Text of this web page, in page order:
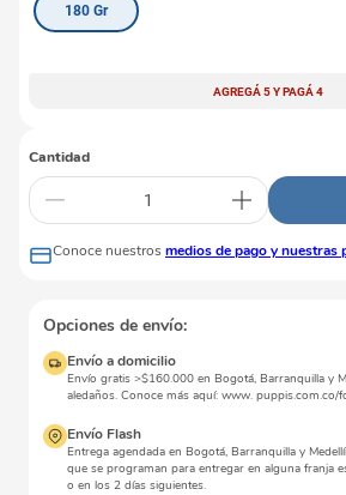
180 Gr
AGREGÁ 5 Y PAGÁ 4
Cantidad
Conoce nuestros medios de pago y nuestras
Opciones de envío:
Envío a domicilio
Envío gratis >$160.000 en Bogotá, Barranquilla y
aledaños. Conoce más aquí: www. puppis.com.co/
Envío Flash
Entrega agendada en Bogotá, Barranquilla y
que se programan para entregar en alguna franja
o en los 2 días siguientes.